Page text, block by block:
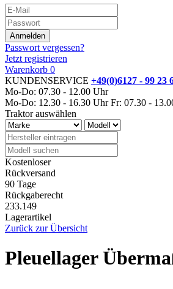
Passwort vergessen?
Jetzt registrieren
Warenkorb 0
KUNDENSERVICE +49(0)6127 - 99 23
Mo-Do: 07.30 - 12.00 Uhr
Mo-Do: 12.30 - 16.30 Uhr Fr: 07.30 -
Traktor auswählen
Kostenloser
Rückversand
90 Tage
Rückgaberecht
233.149
Lagerartikel
Zurück zur Übersicht
Pleuellager